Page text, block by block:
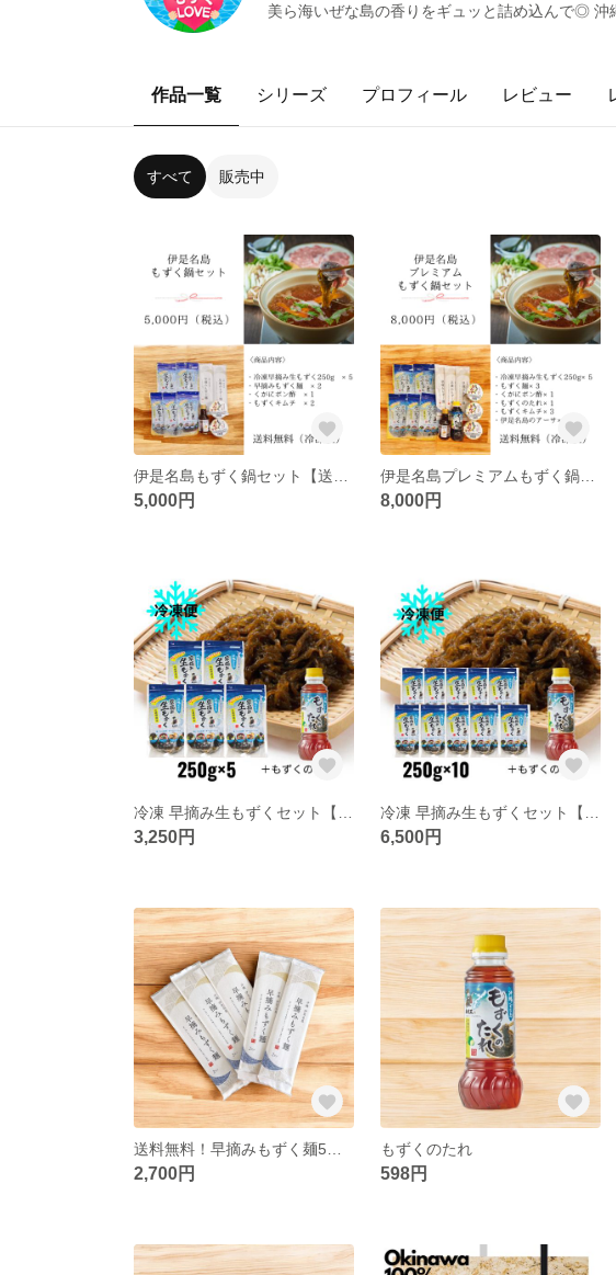
美ら海いぜな島の香りをギュッと詰め込んで◎ 沖
作品一覧 シリーズ プロフィール レビュー
すべて 販売中
5,000円
伊是名島プレミアムもずく鍋セット【送料無料】
8,000円
3,250円 6,500円
2,700円
もずくのたれ
598円